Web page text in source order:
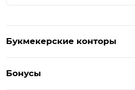
Букмекерские конторы
Букмекеры на Андроид
Бонусы